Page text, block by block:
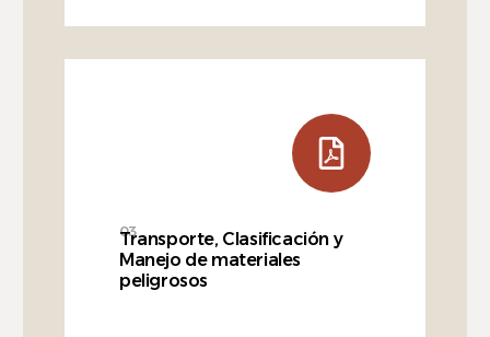
03
Transporte, Clasificación y
Manejo de materiales
peligrosos